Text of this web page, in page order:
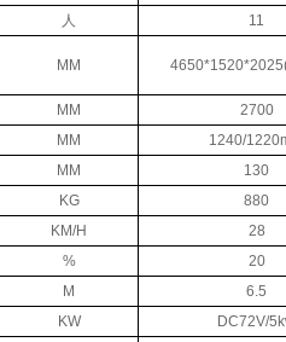
人
11
MM
MM
2700
MM
1240/
MM
130
KG
880
KM/H
28
%
20
M
6.5
KW
DC72V/